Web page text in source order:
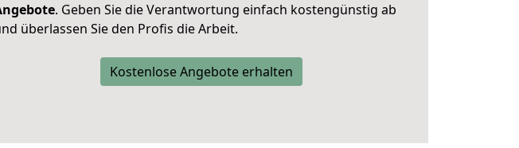
. Geben Sie die Verantwortung einfach kostengünstig ab
überlassen Sie den Profis die Arbeit.
Kostenlose Angebote erhalten